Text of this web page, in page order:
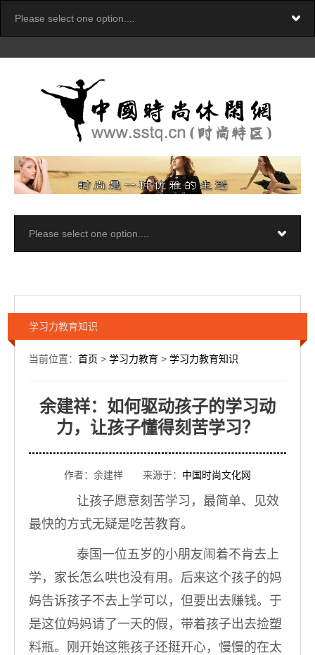
学习力教育知识
当前位置： 首页 > 学习力教育 > 学习力教育知识
余建祥：如何驱动孩子的学习动
力，让孩子懂得刻苦学习？
作者：余建祥 来源于： 中国时尚文化网
让孩子愿意刻苦学习，最简单、见效
最快的方式无疑是吃苦教育。
泰国一位五岁的小朋友闹着不肯去上
学，家长怎么哄也没有用。后来这个孩子的妈
妈告诉孩子不去上学可以，但要出去赚钱。于
是这位妈妈请了一天的假，带着孩子出去捡塑
料瓶。刚开始这熊孩子还挺开心，慢慢的在太